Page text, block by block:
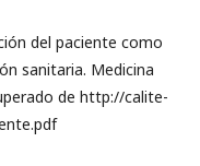
del paciente como
sanitaria. Medicina
de http://calite-